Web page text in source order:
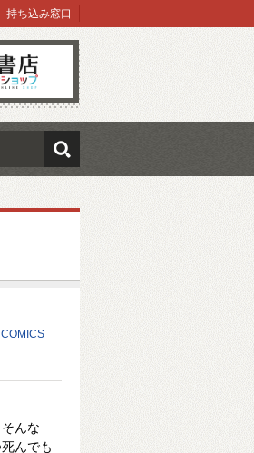
プ
持ち込み窓口
検索
んな
んでも